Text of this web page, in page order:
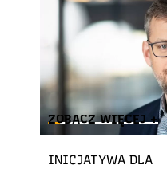
PRZYSZŁOŚCI:
NEUTRALNOŚĆ
WĘGLOWA I
ZRÓWNOWAŻONY
HANDEL
ZOBACZ WIĘCEJ +
INICJATYWA DLA